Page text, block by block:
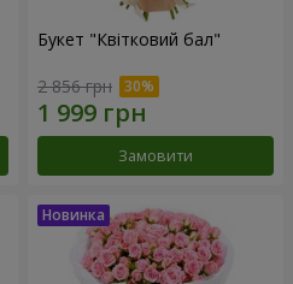
Букет "Квітковий бал"
2 856 грн
Замовити